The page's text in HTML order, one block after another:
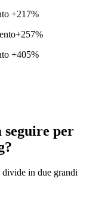
+217%
+405%
seguire per
in due grandi